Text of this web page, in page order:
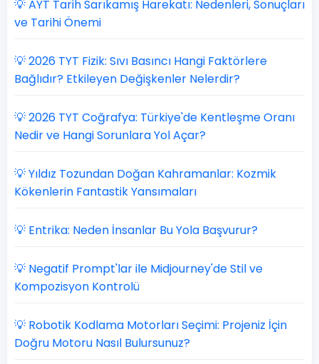
💡 AYT Tarih Sarıkamış Harekatı: Nedenleri, Sonuçları
ve Tarihi Önemi
💡 2026 TYT Fizik: Sıvı Basıncı Hangi Faktörlere
Bağlıdır? Etkileyen Değişkenler Nelerdir?
💡 2026 TYT Coğrafya: Türkiye'de Kentleşme Oranı
Nedir ve Hangi Sorunlara Yol Açar?
💡 Yıldız Tozundan Doğan Kahramanlar: Kozmik
Kökenlerin Fantastik Yansımaları
💡 Entrika: Neden İnsanlar Bu Yola Başvurur?
💡 Negatif Prompt'lar ile Midjourney'de Stil ve
Kompozisyon Kontrolü
💡 Robotik Kodlama Motorları Seçimi: Projeniz İçin
Doğru Motoru Nasıl Bulursunuz?